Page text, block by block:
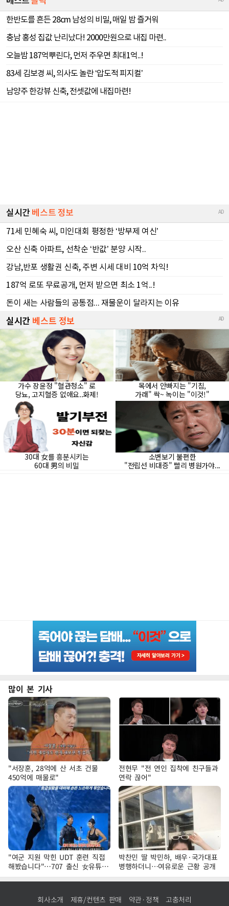
많이 본 기사
"서장훈, 28억에 산 서초 건물
450억에 매물로"
전현무 "전 연인 집착에 친구들과
연락 끊어"
"여군 지원 막힌 UDT 훈련 직접
해봤습니다"…707 출신 女유튜버
'완벽 소화'
박찬민 딸 박민하, 배우·국가대표
병행하더니…여유로운 근황 공개
회사소개 제휴/컨텐츠 판매 약관·정책 고충처리